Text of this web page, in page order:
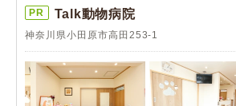
PR Talk動物病院
神奈川県小田原市高田253-1